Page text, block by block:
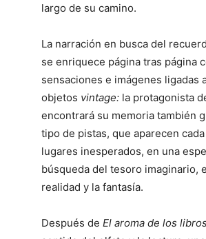
largo de su camino.
La narración en busca del
se enriquece página tras página
sensaciones e imágenes ligadas
objetos vintage: la protagonista
encontrará su memoria también
tipo de pistas, que aparecen
lugares inesperados, en una
búsqueda del tesoro imaginario,
realidad y la fantasía.
Después de El aroma de los libros